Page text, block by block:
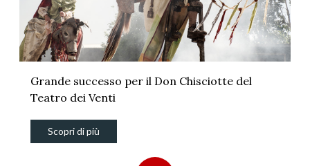
Grande successo per il Don Chisciotte del
Teatro dei Venti
Scopri di più